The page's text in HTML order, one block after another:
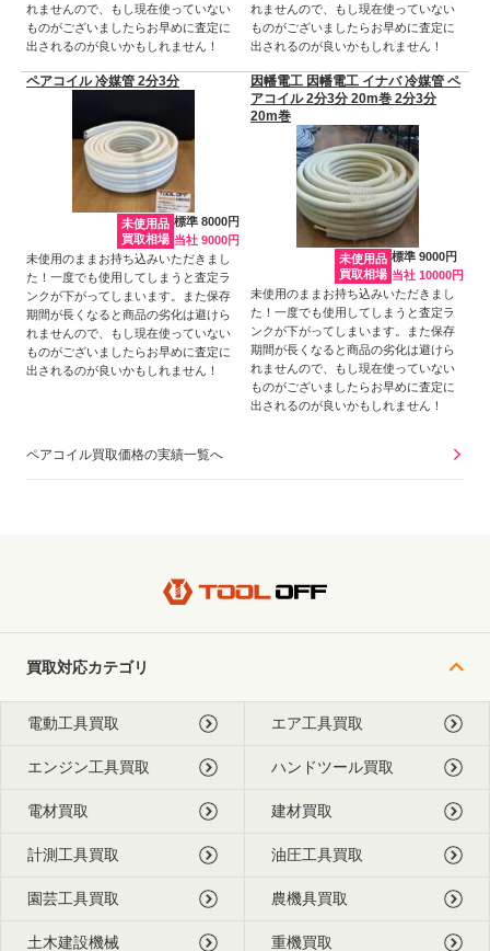
れませんので、もし現在使っていない
ものがございましたらお早めに査定に
出されるのが良いかもしれません！
れませんので、もし現在使っていない
ものがございましたらお早めに査定に
出されるのが良いかもしれません！
ペアコイル 冷媒管 2分3分
未使用品
買取相場
標準 8000円
当社 9000円
未使用のままお持ち込みいただきまし
た！一度でも使用してしまうと査定ラ
ンクが下がってしまいます。また保存
期間が長くなると商品の劣化は避けら
れませんので、もし現在使っていない
ものがございましたらお早めに査定に
出されるのが良いかもしれません！
因幡電工 因幡電工 イナバ 冷媒管 ペ
アコイル 2分3分 20m巻 2分3分
20m巻
未使用品
買取相場
標準 9000円
当社 10000円
未使用のままお持ち込みいただきまし
た！一度でも使用してしまうと査定ラ
ンクが下がってしまいます。また保存
期間が長くなると商品の劣化は避けら
れませんので、もし現在使っていない
ものがございましたらお早めに査定に
出されるのが良いかもしれません！
ペアコイル買取価格の実績一覧へ
買取対応カテゴリ
電動工具買取 エア工具買取
エンジン工具買取 ハンドツール買取
電材買取 建材買取
計測工具買取 油圧工具買取
園芸工具買取 農機具買取
土木建設機械 重機買取